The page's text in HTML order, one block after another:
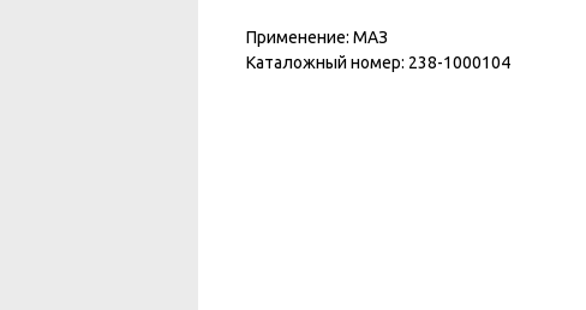
Применение: МАЗ
Каталожный номер: 238-1000104